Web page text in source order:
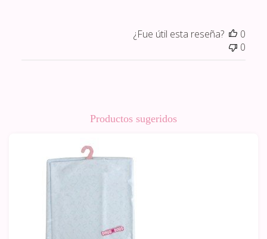
¿Fue útil esta reseña?
0
0
Productos sugeridos